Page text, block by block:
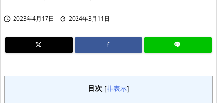
 2023年4月17日  2024年3月11日
目次 [非表示]